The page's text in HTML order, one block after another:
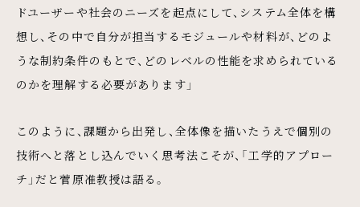
ドユーザーや社会のニーズを起点にして、システム全体を構
想し、その中で自分が担当するモジュールや材料が、どのよ
うな制約条件のもとで、どのレベルの性能を求められている
のかを理解する必要があります」
このように、課題から出発し、全体像を描いたうえで個別の
技術へと落とし込んでいく思考法こそが、「工学的アプロー
チ」だと菅原准教授は語る。